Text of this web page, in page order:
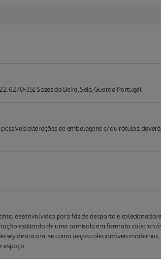
6270-351 Sazes da Beira, Seia, Guarda Portugal
alterações de embalagens e/ou rótulos,
desenvolvidos para fãs de desporto e
estilizada de uma camisola em formato colecion
destacam-se como peças colecionáveis
espaço.